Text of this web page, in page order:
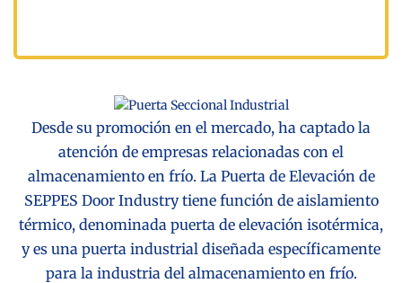
Desde su promoción en el mercado, ha captado la
atención de empresas relacionadas con el
almacenamiento en frío. La Puerta de Elevación de
SEPPES Door Industry tiene función de aislamiento
térmico, denominada puerta de elevación isotérmica,
y es una puerta industrial diseñada específicamente
para la industria del almacenamiento en frío.